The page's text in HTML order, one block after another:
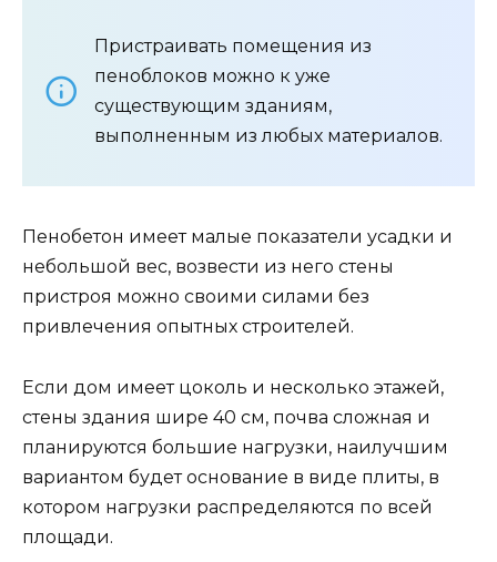
Пристраивать помещения из
пеноблоков можно к уже
существующим зданиям,
выполненным из любых материалов.
Пенобетон имеет малые показатели усадки и
небольшой вес, возвести из него стены
пристроя можно своими силами без
привлечения опытных строителей.
Если дом имеет цоколь и несколько этажей,
стены здания шире 40 см, почва сложная и
планируются большие нагрузки, наилучшим
вариантом будет основание в виде плиты, в
котором нагрузки распределяются по всей
площади.